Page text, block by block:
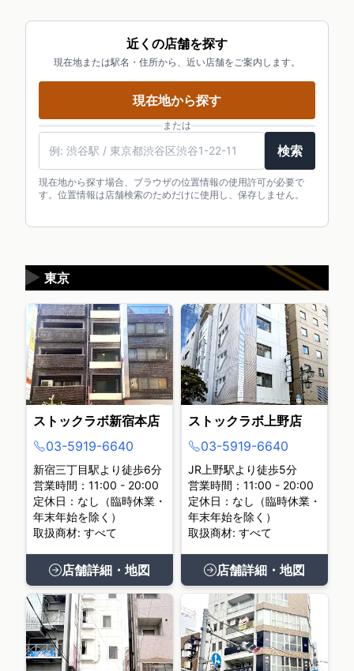
近くの店舗を探す
現在地または駅名・住所から、近い店舗をご案内します。
現在地から探す
または
検索
現在地から探す場合、ブラウザの位置情報の使用許可が必要で
す。位置情報は店舗検索のためだけに使用し、保存しません。
東京
▶
ストックラボ新宿本店
03-5919-6640
新宿三丁目駅より徒歩6分
営業時間：11:00 - 20:00
定休日：なし（臨時休業・
年末年始を除く）
取扱商材: すべて
店舗詳細・地図
ストックラボ上野店
03-5919-6640
JR上野駅より徒歩5分
営業時間：11:00 - 20:00
定休日：なし（臨時休業・
年末年始を除く）
取扱商材: すべて
店舗詳細・地図